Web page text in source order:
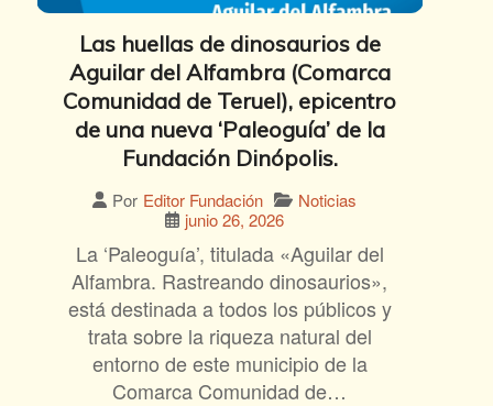
Las huellas de dinosaurios de
Aguilar del Alfambra (Comarca
Comunidad de Teruel), epicentro
de una nueva ‘Paleoguía’ de la
Fundación Dinópolis.
Por Editor Fundación
Noticias
junio 26, 2026
La ‘Paleoguía’, titulada «Aguilar del
Alfambra. Rastreando dinosaurios»,
está destinada a todos los públicos y
trata sobre la riqueza natural del
entorno de este municipio de la
Comarca Comunidad de…